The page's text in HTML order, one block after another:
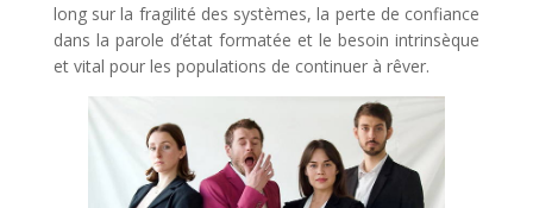
long sur la fragilité des systèmes, la perte de confiance
dans la parole d’état formatée et le besoin intrinsèque
et vital pour les populations de continuer à rêver.